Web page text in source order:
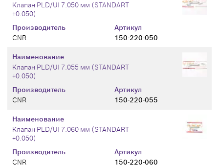
Производитель
CNR
Артикул
150-220-050
Клапан PLD/UI 7.050 мм (STANDART
+0.050)
Производитель
CNR
Артикул
150-220-055
Наименование
Клапан PLD/UI 7.055 мм (STANDART
+0.050)
Производитель
CNR
Артикул
150-220-060
Наименование
Клапан PLD/UI 7.060 мм (STANDART
+0.050)